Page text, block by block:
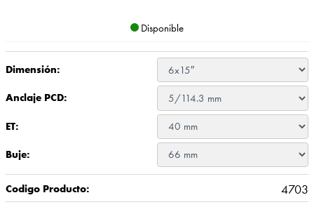
Disponible
Dimensión:
Anclaje PCD:
ET:
Buje:
Codigo Producto: 4703